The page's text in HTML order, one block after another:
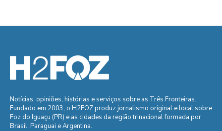
Notícias, opiniões, histórias e serviços sobre as Três Fronteiras.
Fundado em 2003, o H2FOZ produz jornalismo original e local sobre
Foz do Iguaçu (PR) e as cidades da região trinacional formada por
Brasil, Paraguai e Argentina.